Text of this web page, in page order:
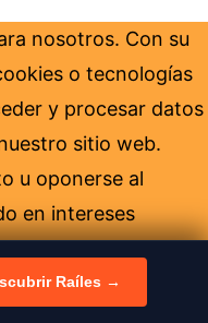
Raíles →
nosotros. Con su
o tecnologías
y procesar datos
sitio web.
u oponerse al
en intereses
el siguiente